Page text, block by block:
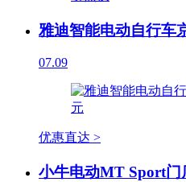
雅迪智能电动自行车
07.09
优惠直达 >
小牛电动MT Sport门